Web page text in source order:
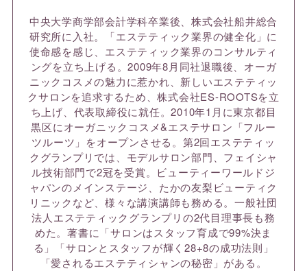
中央大学商学部会計学科卒業後、株式会社船井総合
研究所に入社。「エステティック業界の健全化」に
使命感を感じ、エステティック業界のコンサルティ
ングを立ち上げる。2009年8月同社退職後、オーガ
ニックコスメの魅力に惹かれ、新しいエステティッ
クサロンを追求するため、株式会社ES-ROOTSを立
ち上げ、代表取締役に就任。2010年1月に東京都目
黒区にオーガニックコスメ&エステサロン「フルー
ツルーツ」をオープンさせる。第2回エステティッ
クグランプリでは、モデルサロン部門、フェイシャ
ル技術部門で2冠を受賞。ビューティーワールドジ
ャパンのメインステージ、たかの友梨ビューティク
リニックなど、様々な講演講師も務める。一般社団
法人エステティックグランプリの2代目理事長も務
めた。著書に「サロンはスタッフ育成で99%決ま
る」「サロンとスタッフが輝く28+8の成功法則」
「愛されるエステティシャンの秘密」がある。